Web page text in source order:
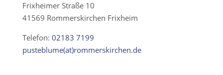
Frixheimer Straße 10
41569 Rommerskirchen Frixheim
Telefon: 02183 7199
pusteblume(at)rommerskirchen.de